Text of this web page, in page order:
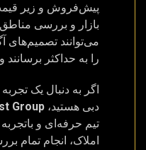
پیش‌فروش و زیر
بازار و بررسی
می‌توانند تصمیم‌های
را به حداکثر
اگر به دنبال یک
دبی هستید، Group
تیم حرفه‌ای و
املاک، انجام تمام